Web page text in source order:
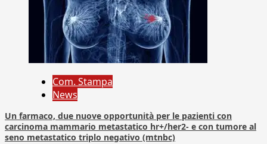
Com. Stampa
News
Un farmaco, due nuove opportunità per le pazienti con
carcinoma mammario metastatico hr+/her2- e con tumore al
seno metastatico triplo negativo (mtnbc)